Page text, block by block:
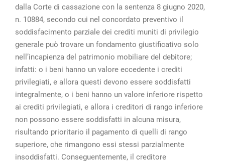
dalla Corte di cassazione con la sentenza 8 giugno 2020,
n. 10884, secondo cui nel concordato preventivo il
soddisfacimento parziale dei crediti muniti di privilegio
generale può trovare un fondamento giustificativo solo
nell’incapienza del patrimonio mobiliare del debitore;
infatti: o i beni hanno un valore eccedente i crediti
privilegiati, e allora questi devono essere soddisfatti
integralmente, o i beni hanno un valore inferiore rispetto
ai crediti privilegiati, e allora i creditori di rango inferiore
non possono essere soddisfatti in alcuna misura,
risultando prioritario il pagamento di quelli di rango
superiore, che rimangono essi stessi parzialmente
insoddisfatti. Conseguentemente, il creditore